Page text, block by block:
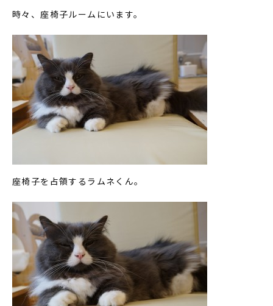
時々、座椅子ルームにいます。
座椅子を占領するラムネくん。